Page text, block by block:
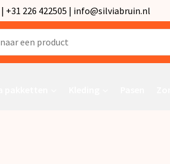
226 422505 | info@silviabruin.nl